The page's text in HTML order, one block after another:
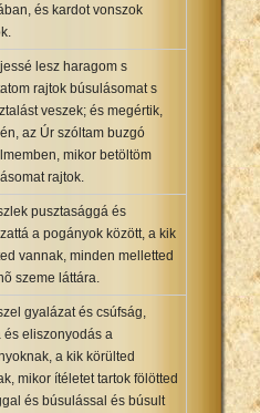
és kardot vonszok
lesz haragom s
rajtok búsulásomat s
veszek; és megértik,
az Úr szóltam buzgó
mikor betöltöm
rajtok.
pusztasággá és
a pogányok között, a kik
vannak, minden melletted
szeme láttára.
gyalázat és csúfság,
és eliszonyodás a
a kik körülted
mikor ítéletet tartok fölötted
és búsulással és búsult